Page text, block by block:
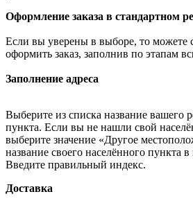
Оформление заказа в стандартном
Если вы уверены в выборе, то можете
оформить заказ, заполнив по этапам
Заполнение адреса
Выберите из списка название вашего
пункта. Если вы не нашли свой
выберите значение «Другое
название своего населённого пункта
Введите правильный индекс.
Доставка